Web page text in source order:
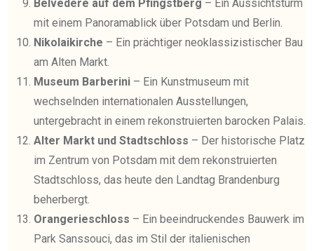
Belvedere auf dem Pfingstberg – Ein Aussichtsturm
mit einem Panoramablick über Potsdam und Berlin.
Nikolaikirche – Ein prächtiger neoklassizistischer Bau
am Alten Markt.
Museum Barberini – Ein Kunstmuseum mit
wechselnden internationalen Ausstellungen,
untergebracht in einem rekonstruierten barocken Palais.
Alter Markt und Stadtschloss – Der historische Platz
im Zentrum von Potsdam mit dem rekonstruierten
Stadtschloss, das heute den Landtag Brandenburg
beherbergt.
Orangerieschloss – Ein beeindruckendes Bauwerk im
Park Sanssouci, das im Stil der italienischen